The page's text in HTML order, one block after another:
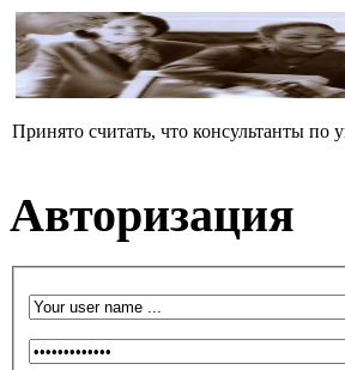
Принято считать, что консультанты
Авторизация